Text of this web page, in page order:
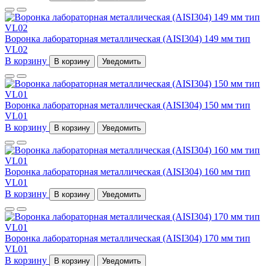
Воронка лабораторная металлическая (AISI304) 149 мм тип
VL02
В корзину
В корзину Уведомить
Воронка лабораторная металлическая (AISI304) 150 мм тип
VL01
В корзину
В корзину Уведомить
Воронка лабораторная металлическая (AISI304) 160 мм тип
VL01
В корзину
В корзину Уведомить
Воронка лабораторная металлическая (AISI304) 170 мм тип
VL01
В корзину
В корзину Уведомить